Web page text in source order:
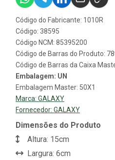
Código do Fabricante: 1010R
Código: 38595
Código NCM: 85395200
Código de Barras do Produto:
Código de Barras da Caixa
Embalagem: UN
Embalagem Master: 50X1
Marca: GALAXY
Fornecedor: GALAXY
Dimensões do Produto
Altura: 15cm
Largura: 6cm